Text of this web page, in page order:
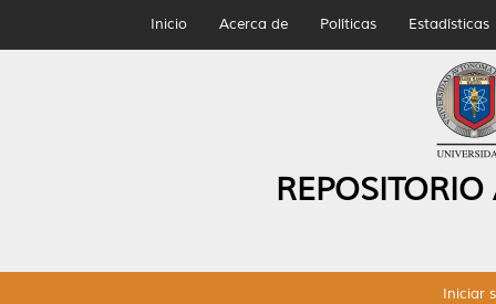
Inicio Acerca de Políticas Estadísticas
Iniciar